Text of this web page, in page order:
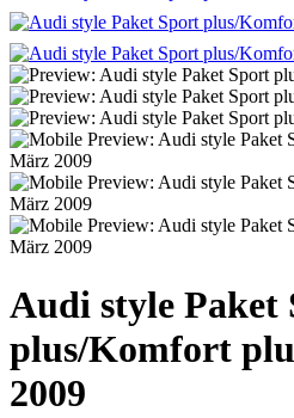
Audi style Paket
plus/Komfort
2009